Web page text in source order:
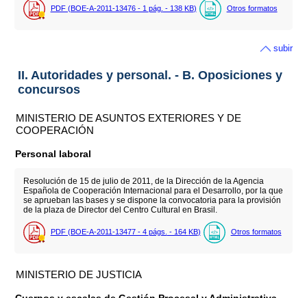
PDF (BOE-A-2011-13476 - 1 pág. - 138 KB) Otros formatos
subir
II. Autoridades y personal. - B. Oposiciones y
concursos
MINISTERIO DE ASUNTOS EXTERIORES Y DE
COOPERACIÓN
Personal laboral
Resolución de 15 de julio de 2011, de la Dirección de la Agencia
Española de Cooperación Internacional para el Desarrollo, por la que
se aprueban las bases y se dispone la convocatoria para la provisión
de la plaza de Director del Centro Cultural en Brasil.
PDF (BOE-A-2011-13477 - 4 págs. - 164 KB) Otros formatos
MINISTERIO DE JUSTICIA